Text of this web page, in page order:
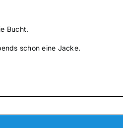
Bucht.
schon eine Jacke.